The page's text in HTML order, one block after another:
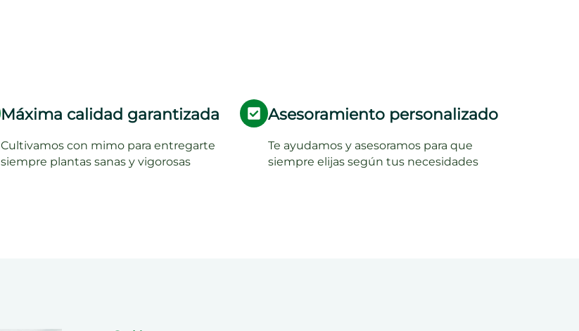
Máxima calidad garantizada
Cultivamos con mimo para entregarte
siempre plantas sanas y vigorosas
Asesoramiento personalizado
Te ayudamos y asesoramos para que
siempre elijas según tus necesidades